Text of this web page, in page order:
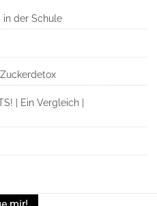
in der Schule
| Ein Vergleich |